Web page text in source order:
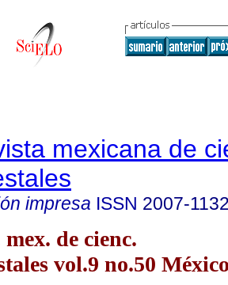
mexicana de
impresa ISSN 2007-
mex. de cienc.
vol.9 no.50